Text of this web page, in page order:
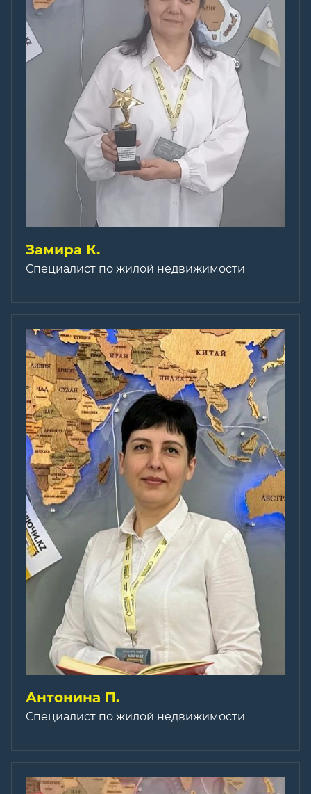
Замира К.
Специалист по жилой недвижимости
Антонина П.
Специалист по жилой недвижимости